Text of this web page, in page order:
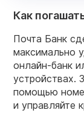
Как
Почта Банк
максимально
онлайн-банк
устройствах.
помощью
и управляйте